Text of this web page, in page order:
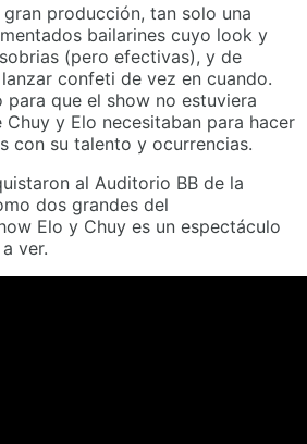
producción, tan solo una
bailarines cuyo look y
(pero efectivas), y de
confeti de vez en cuando.
para que el show no estuviera
Chuy y Elo necesitaban para hacer
con su talento y ocurrencias.
al Auditorio BB de la
dos grandes del
Elo y Chuy es un espectáculo
ver.